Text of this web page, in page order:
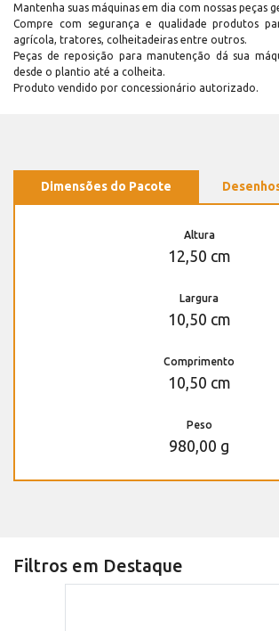
Mantenha suas máquinas em dia com nossas peças
Compre com segurança e qualidade produtos
agrícola, tratores, colheitadeiras entre outros.
Peças de reposição para manutenção dá sua
desde o plantio até a colheita.
Produto vendido por concessionário autorizado.
Dimensões do Pacote
Altura
12,50 cm
Largura
10,50 cm
Comprimento
10,50 cm
Peso
980,00 g
Filtros em Destaque